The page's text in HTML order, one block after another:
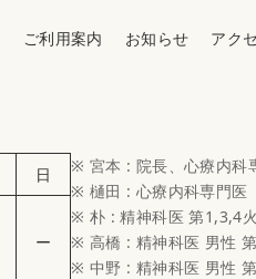
ご利用案内 お知らせ アク
日
ー
※ 宮本 : 院長、心療内科
※ 樋田 : 心療内科専門医
※ 朴 : 精神科医 第1,3,4
※ 高橋 : 精神科医 男性
※ 中野 : 精神科医 男性